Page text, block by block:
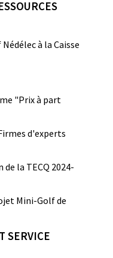
à la Caisse
"Prix à part
d'experts
la TECQ 2024-
Mini-Golf de
SERVICE